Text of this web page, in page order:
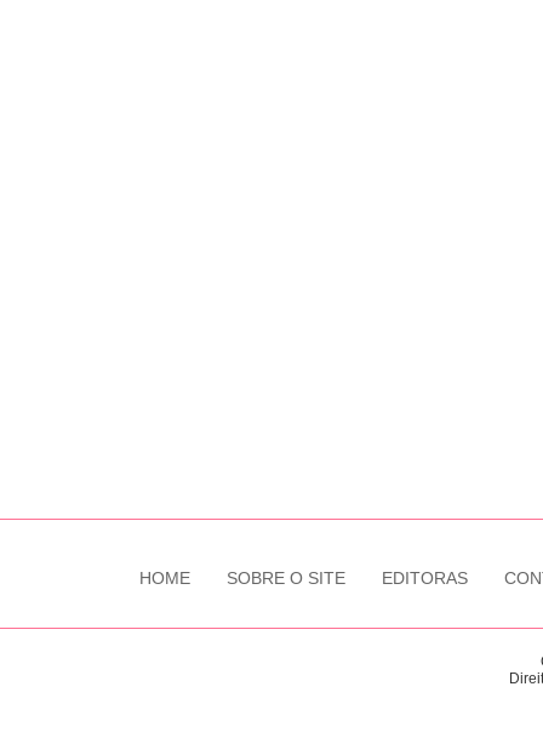
HOME SOBRE O SITE EDITORAS